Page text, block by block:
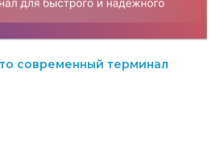
современный терминал